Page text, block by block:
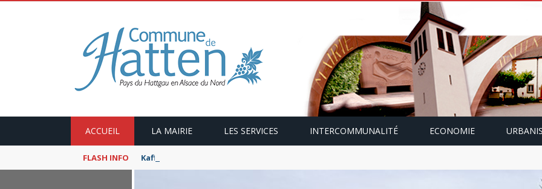
ACCUEIL LA MAIRIE LES SERVICES INTERCOMMUNALITÉ ECONOMIE
FLASH INFO Kaffeekranzel : Le Maroc en camping-car avec Paulette Gallmann